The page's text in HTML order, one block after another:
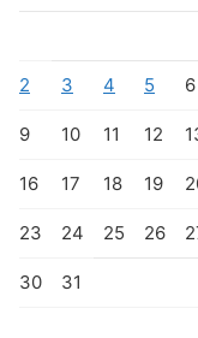
2 3 4 5 6
9 10 11 12
16 17 18 19
23 24 25 26
30 31